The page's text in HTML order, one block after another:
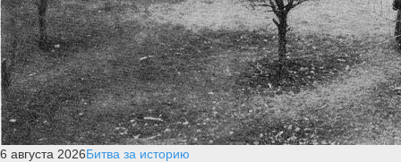
6 августа 2026Битва за историю